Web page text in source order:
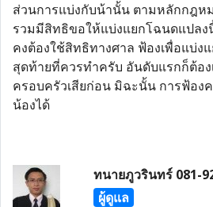
ส่วนการแบ่งกับน้านั้น ตามหลักกฎห
รวมมีสิทธิขอให้แบ่งแยกโฉนดแปล
คงต้องใช้สิทธิทางศาล ฟ้องเพื่อแบ่ง
สุดท้ายที่ควรทำครับ อันดับแรกก็ต้อ
ครอบครัวเสียก่อน มิฉะนั้น การฟ้อง
น้องได้
ทนายภูวรินทร์ 081-
ผู้ดูแล